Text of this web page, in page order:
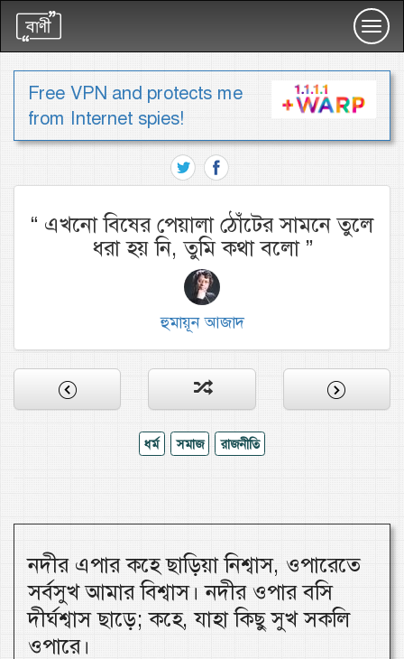
Free VPN and protects me
from Internet spies!
“ এখনো বিষের পেয়ালা ঠোঁটের সামনে তুলে
ধরা হয় নি, তুমি কথা বলো”
হুমায়ূন আজাদ
ধর্ম সমাজ রাজনীতি
নদীর এপার কহে ছাড়িয়া নিশ্বাস, ওপারেতে
সর্বসুখ আমার বিশ্বাস। নদীর ওপার বসি
দীর্ঘশ্বাস ছাড়ে; কহে, যাহা কিছু সুখ সকলি
ওপারে।